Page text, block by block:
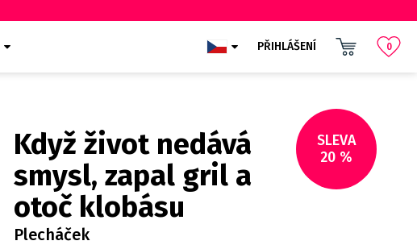
PŘIHLÁŠENÍ 0
SLEVA
20 %
Když život nedává
smysl, zapal gril a
otoč klobásu
Plecháček